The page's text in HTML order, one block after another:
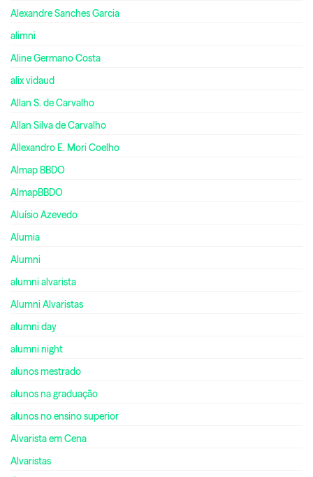
Alexandre Sanches Garcia
alimni
Aline Germano Costa
alix vidaud
Allan S. de Carvalho
Allan Silva de Carvalho
Allexandro E. Mori Coelho
Almap BBDO
AlmapBBDO
Aluísio Azevedo
Alumia
Alumni
alumni alvarista
Alumni Alvaristas
alumni day
alumni night
alunos mestrado
alunos na graduação
alunos no ensino superior
Alvarista em Cena
Alvaristas